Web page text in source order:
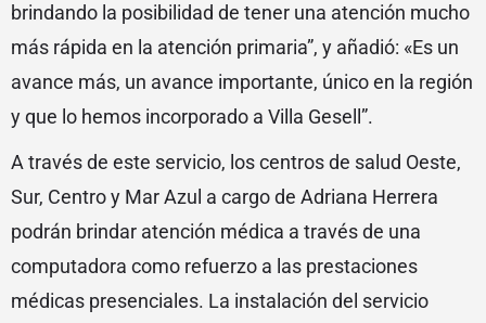
brindando la posibilidad de tener una atención mucho
más rápida en la atención primaria”, y añadió: «Es un
avance más, un avance importante, único en la región
y que lo hemos incorporado a Villa Gesell”.
A través de este servicio, los centros de salud Oeste,
Sur, Centro y Mar Azul a cargo de Adriana Herrera
podrán brindar atención médica a través de una
computadora como refuerzo a las prestaciones
médicas presenciales. La instalación del servicio